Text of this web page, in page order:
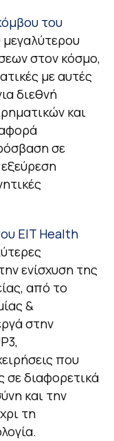
του
μεγαλύτερου
στον κόσμο,
με αυτές
διεθνή
και
σε
EIT Health
ενίσχυση της
από το
&
στην
που
σε διαφορετικά
και την
τη